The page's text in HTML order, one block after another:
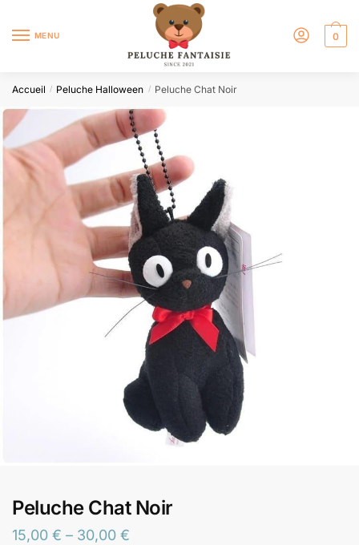
MENU 0
Accueil / Peluche Halloween / Peluche Chat Noir
Peluche Chat Noir
15,00 € – 30,00 €